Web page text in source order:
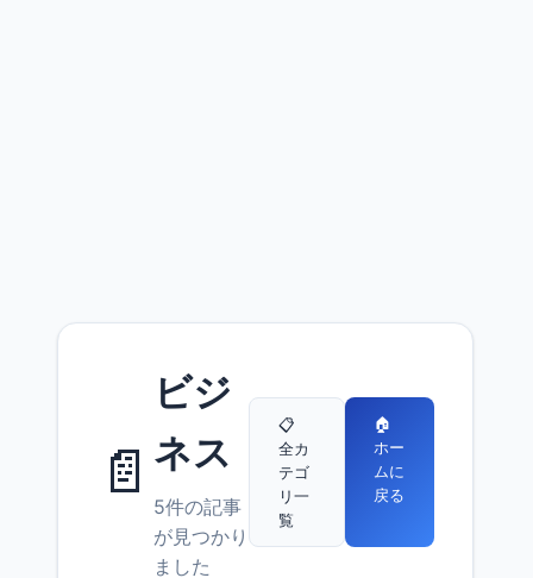
📄
ビジ
ネス
5件の記事
が見つかり
ました
📋
全カ
テゴ
リ一
覧
🏠
ホー
ムに
戻る